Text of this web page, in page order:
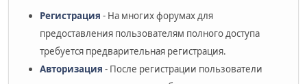
Регистрация - На многих форумах для
предоставления пользователям полного доступа
требуется предварительная регистрация.
Авторизация - После регистрации пользователи